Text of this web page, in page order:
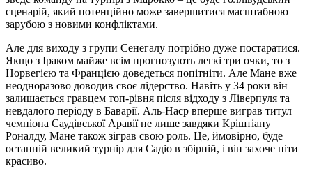
сценарій, який потенційно може завершитися масштабною
зарубою з новими конфліктами.
Але для виходу з групи Сенегалу потрібно дуже постаратися.
Якщо з Іраком майже всім прогнозують легкі три очки, то з
Норвегією та Францією доведеться попітніти. Але Мане вже
неодноразово доводив своє лідерство. Навіть у 34 роки він
залишається гравцем топ-рівня після відходу з Ліверпуля та
невдалого періоду в Баварії. Аль-Наср вперше виграв титул
чемпіона Саудівської Аравії не лише завдяки Кріштіану
Роналду, Мане також зіграв свою роль. Це, ймовірно, буде
останній великий турнір для Садіо в збірній, і він захоче піти
красиво.